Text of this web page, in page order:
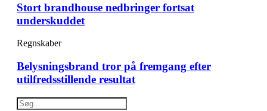
Stort brandhouse nedbringer fortsat
underskuddet
Regnskaber
Belysningsbrand tror på fremgang efter
utilfredsstillende resultat